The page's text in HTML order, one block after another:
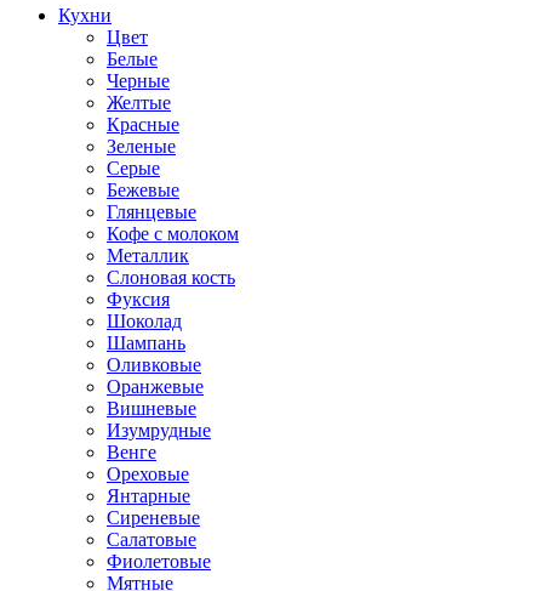
Кухни
Цвет
Белые
Черные
Желтые
Красные
Зеленые
Серые
Бежевые
Глянцевые
Кофе с молоком
Металлик
Слоновая кость
Фуксия
Шоколад
Шампань
Оливковые
Оранжевые
Вишневые
Изумрудные
Венге
Ореховые
Янтарные
Сиреневые
Салатовые
Фиолетовые
Мятные